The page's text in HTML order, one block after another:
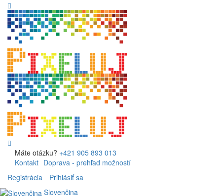
Máte otázku? +421 905 893 013
Kontakt Doprava - prehľad možností
Registrácia
Prihlásiť sa
Slovenčina